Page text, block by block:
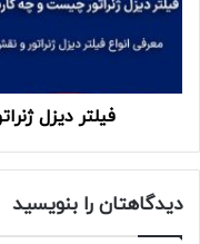
فیلتر دیزل
دیدگاهتان را بنویسید